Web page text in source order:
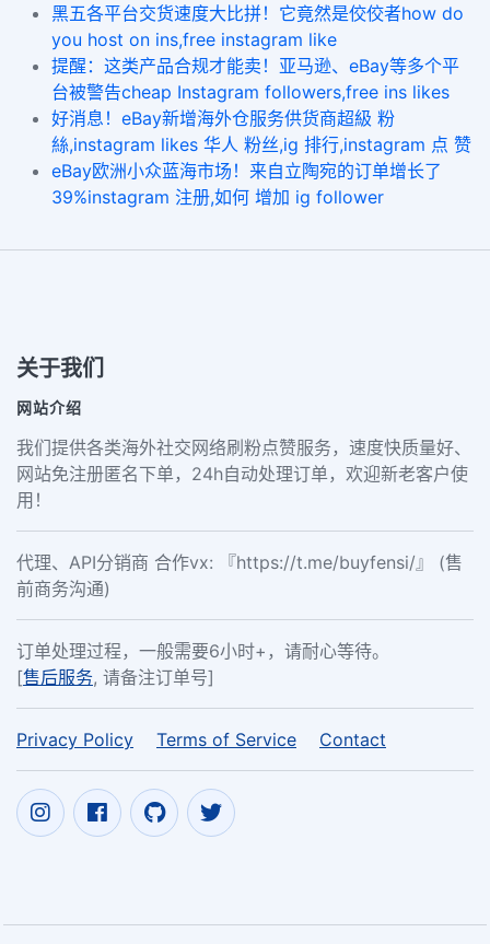
黑五各平台交货速度大比拼！它竟然是佼佼者how do
you host on ins,free instagram like
提醒：这类产品合规才能卖！亚马逊、eBay等多个平
台被警告cheap Instagram followers,free ins likes
好消息！eBay新增海外仓服务供货商超級 粉
絲,instagram likes 华人 粉丝,ig 排行,instagram 点 赞
eBay欧洲小众蓝海市场！来自立陶宛的订单增长了
39%instagram 注册,如何 增加 ig follower
关于我们
网站介绍
我们提供各类海外社交网络刷粉点赞服务，速度快质量好、
网站免注册匿名下单，24h自动处理订单，欢迎新老客户使
用！
代理、API分销商 合作vx: 『https://t.me/buyfensi/』 (售
前商务沟通)
订单处理过程，一般需要6小时+，请耐心等待。
[售后服务, 请备注订单号]
Privacy Policy Terms of Service Contact